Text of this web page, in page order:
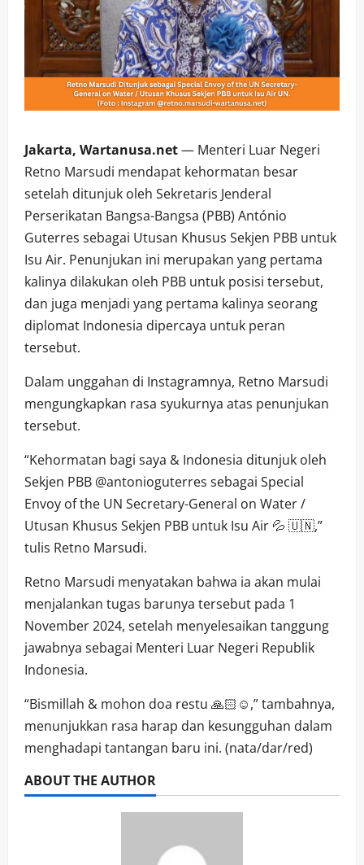
Jakarta, Wartanusa.net— Menteri Luar Negeri
Retno Marsudi mendapat kehormatan besar
setelah ditunjuk oleh Sekretaris Jenderal
Perserikatan Bangsa-Bangsa (PBB) António
Guterres sebagai Utusan Khusus Sekjen PBB untuk
Isu Air. Penunjukan ini merupakan yang pertama
kalinya dilakukan oleh PBB untuk posisi tersebut,
dan juga menjadi yang pertama kalinya seorang
diplomat Indonesia dipercaya untuk peran
tersebut.
Dalam unggahan di Instagramnya, Retno Marsudi
mengungkapkan rasa syukurnya atas penunjukan
tersebut.
“Kehormatan bagi saya & Indonesia ditunjuk oleh
Sekjen PBB @antonioguterres sebagai Special
Envoy of the UN Secretary-General on Water /
Utusan Khusus Sekjen PBB untuk Isu Air 💦 🇺🇳,”
tulis Retno Marsudi.
Retno Marsudi menyatakan bahwa ia akan mulai
menjalankan tugas barunya tersebut pada 1
November 2024, setelah menyelesaikan tanggung
jawabnya sebagai Menteri Luar Negeri Republik
Indonesia.
“Bismillah & mohon doa restu 🙏🏻☺️,” tambahnya,
menunjukkan rasa harap dan kesungguhan dalam
menghadapi tantangan baru ini. (nata/dar/red)
ABOUT THE AUTHOR